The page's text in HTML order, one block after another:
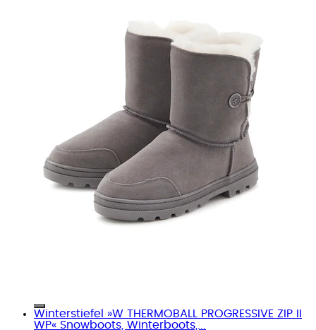
Winterstiefel »W THERMOBALL PROGRESSIVE ZIP II
WP« Snowboots, Winterboots,...